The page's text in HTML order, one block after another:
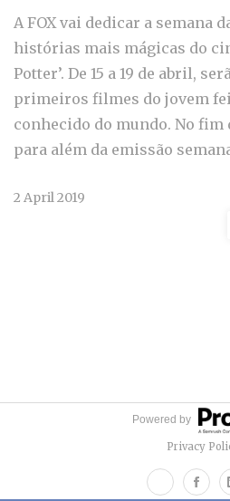
A FOX vai dedicar a semana
histórias mais mágicas do
Potter’. De 15 a 19 de abril,
primeiros filmes do jovem
conhecido do mundo. No fim
para além da emissão
2 April 2019
Powered by
Privacy